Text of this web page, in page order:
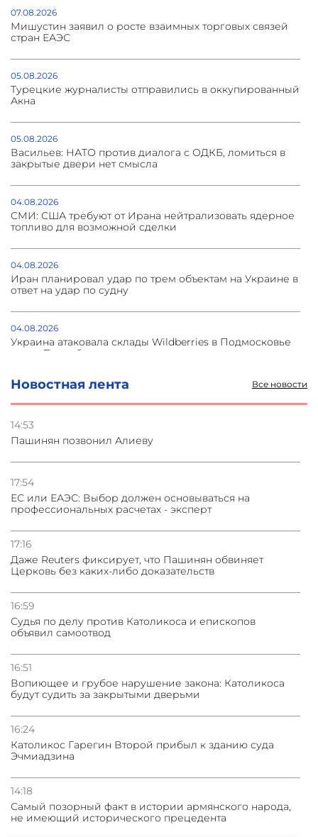
Новостная лента Все новости
14:53
Пашинян позвонил Алиеву
17:54
ЕС или ЕАЭС: Выбор должен основываться на
профессиональных расчетах - эксперт
17:16
Даже Reuters фиксирует, что Пашинян обвиняет
Церковь без каких-либо доказательств
16:59
Судья по делу против Католикоса и епископов
объявил самоотвод
16:51
Вопиющее и грубое нарушение закона: Католикоса
будут судить за закрытыми дверьми
16:24
Католикос Гарегин Второй прибыл к зданию суда
Эчмиадзина
14:18
Самый позорный факт в истории армянского народа,
не имеющий исторического прецедента
07.08.2026
Мишустин заявил о росте взаимных торговых связей
стран ЕАЭС
05.08.2026
Турецкие журналисты отправились в оккупированный
Акна
05.08.2026
Васильев: НАТО против диалога с ОДКБ, ломиться в
закрытые двери нет смысла
04.08.2026
СМИ: США требуют от Ирана нейтрализовать ядерное
топливо для возможной сделки
04.08.2026
Иран планировал удар по трем объектам на Украине в
ответ на удар по судну
04.08.2026
Украина атаковала склады Wildberries в Подмосковье
и под Петербургом
03.08.2026
Стратегия безопасности ОДКБ допускает применение
Азербайджане
31.07.2026
Сотрудничество и очереди – детали визита главы
погрануправления СНБ Армении в Тбилиси